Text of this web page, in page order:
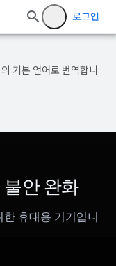
로그인
기본 언어로 번역합니
안 완화
휴대용 기기입니